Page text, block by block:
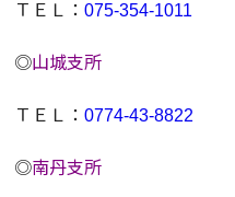
ＴＥＬ：075-354-1011
◎山城支所
ＴＥＬ：0774-43-8822
◎南丹支所